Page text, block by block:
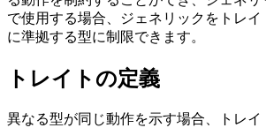
で使用する場合、ジェネリックをトレ
に準拠する型に制限できます。
トレイトの定義
異なる型が同じ動作を示す場合、トレ